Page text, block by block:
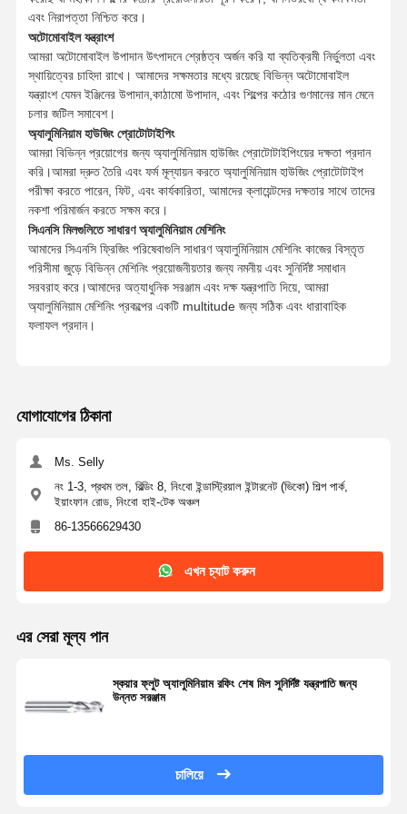
বর্গক্ষেত্র শেষ মিলস
কর্নার রেডিয়াস এন্ড মিলস
বল নাক শেষ মিলস
স্টেইনলেস স্টীল শেষ মিলস
অ্যালুমিনিয়াম এন্ড মিলস
ভাল বিরক্তিকর মাথা
রুক্ষ বিরক্তিকর মাথা
এবং নিরাপত্তা নিশ্চিত করে।
অটোমোবাইল যন্ত্রাংশ
আমরা অটোমোবাইল উপাদান উৎপাদনে শ্রেষ্ঠত্ব অর্জন করি যা ব্যতিক্রমী নির্ভুলতা এবং
স্থায়িত্বের চাহিদা রাখে। আমাদের সক্ষমতার মধ্যে রয়েছে বিভিন্ন অটোমোবাইল
যন্ত্রাংশ যেমন ইঞ্জিনের উপাদান,কাঠামো উপাদান, এবং শিল্পের কঠোর গুণমানের মান মেনে
চলার জটিল সমাবেশ।
অ্যালুমিনিয়াম হাউজিং প্রোটোটাইপিং
আমরা বিভিন্ন প্রয়োগের জন্য অ্যালুমিনিয়াম হাউজিং প্রোটোটাইপিংয়ের দক্ষতা প্রদান
করি।আমরা দ্রুত তৈরি এবং ফর্ম মূল্যায়ন করতে অ্যালুমিনিয়াম হাউজিং প্রোটোটাইপ
পরীক্ষা করতে পারেন, ফিট, এবং কার্যকারিতা, আমাদের ক্লায়েন্টদের দক্ষতার সাথে তাদের
নকশা পরিমার্জন করতে সক্ষম করে।
সিএনসি মিলগুলিতে সাধারণ অ্যালুমিনিয়াম মেশিনিং
আমাদের সিএনসি ফ্রিজিং পরিষেবাগুলি সাধারণ অ্যালুমিনিয়াম মেশিনিং কাজের বিস্তৃত
পরিসীমা জুড়ে বিভিন্ন মেশিনিং প্রয়োজনীয়তার জন্য নমনীয় এবং সুনির্দিষ্ট সমাধান
সরবরাহ করে।আমাদের অত্যাধুনিক সরঞ্জাম এবং দক্ষ যন্ত্রপাতি দিয়ে, আমরা
অ্যালুমিনিয়াম মেশিনিং প্রকল্পের একটি multitude জন্য সঠিক এবং ধারাবাহিক
ফলাফল প্রদান।
যোগাযোগের ঠিকানা
Ms. Selly
নং 1-3, প্রথম তল, বিল্ডিং 8, নিংবো ইন্ডাস্ট্রিয়াল ইন্টারনেট (ভিকো) শিল্প পার্ক,
ইয়াংফান রোড, নিংবো হাই-টেক অঞ্চল
86-13566629430
এখন চ্যাট করুন
এর সেরা মূল্য পান
স্কয়ার ফ্লুট অ্যালুমিনিয়াম রফিং শেষ মিল সুনির্দিষ্ট যন্ত্রপাতি জন্য
উন্নত সরঞ্জাম
চালিয়ে